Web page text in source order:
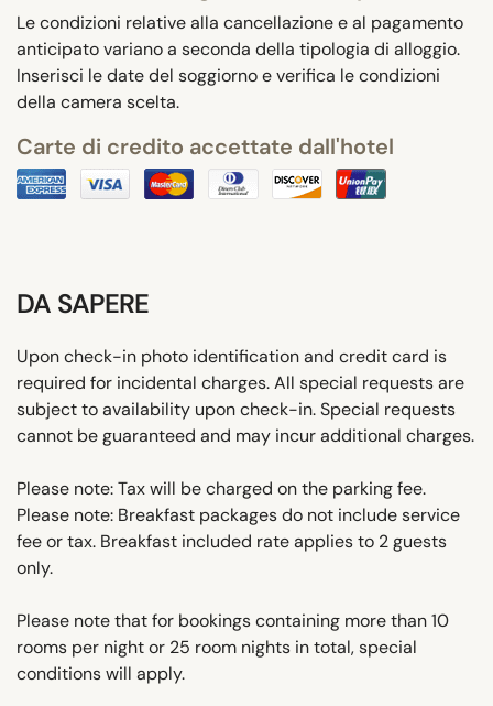
Le condizioni relative alla cancellazione e al pagamento
anticipato variano a seconda della tipologia di alloggio.
Inserisci le date del soggiorno e verifica le condizioni
della camera scelta.
Carte di credito accettate dall'hotel
DA SAPERE
Upon check-in photo identification and credit card is
required for incidental charges. All special requests are
subject to availability upon check-in. Special requests
cannot be guaranteed and may incur additional charges.
Please note: Tax will be charged on the parking fee.
Please note: Breakfast packages do not include service
fee or tax. Breakfast included rate applies to 2 guests
only.
Please note that for bookings containing more than 10
rooms per night or 25 room nights in total, special
conditions will apply.